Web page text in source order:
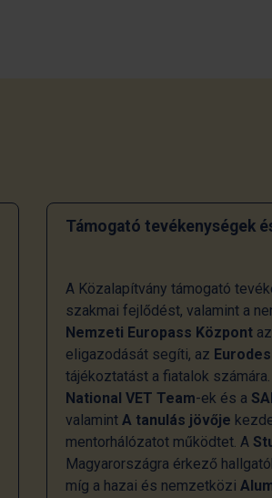
Támogató tevékenységek
A Közalapítvány támogató
szakmai fejlődést, valamint a
Nemzeti Europass Központ
eligazodását segíti, az
tájékoztatást a fiatalok
National VET Team-ek és a
valamint A tanulás jövője
mentorhálózatot működtet. A
Magyarországra érkező
míg a hazai és nemzetközi